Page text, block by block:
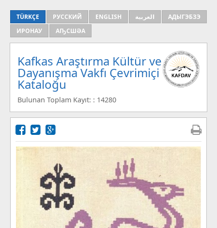
TÜRKÇE РУССКИЙ ENGLISH العربية
АДЫГЭБЗЭ
ИРОНАУ
АҦСШӘА
Kafkas Araştırma Kültür ve
Dayanışma Vakfı Çevrimiçi
Kataloğu
Bulunan Toplam Kayıt: : 14280